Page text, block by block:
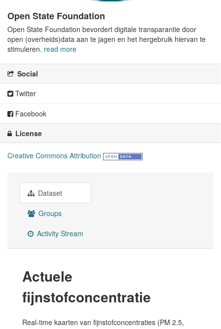
Open State Foundation
Open State Foundation bevordert digitale transparantie door
open (overheids)data aan te jagen en het hergebruik hiervan te
stimuleren. read more
Social
Twitter
Facebook
License
Creative Commons Attribution
Dataset
Groups
Activity Stream
Actuele
fijnstofconcentratie
Real-time kaarten van fijnstofconcentraties (PM 2.5,